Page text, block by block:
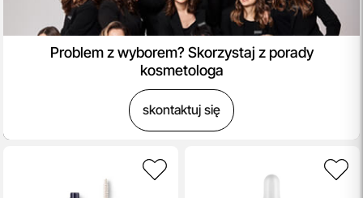
Problem z wyborem? Skorzystaj z porady
kosmetologa
skontaktuj się